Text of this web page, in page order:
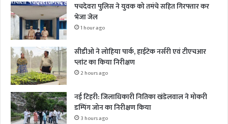
पचदेवरा पुलिस ने युवक को तमंचे सहित गिरफ्तार कर
भेजा जेल
1 hour ago
सीडीओ ने लोहिया पार्क, हाईटेक नर्सरी एवं टीएचआर
प्लांट का किया निरीक्षण
2 hours ago
नई टिहरी: जिलाधिकारी नितिका खंडेलवाल ने मोकरी
डम्पिंग जोन का निरीक्षण किया
3 hours ago